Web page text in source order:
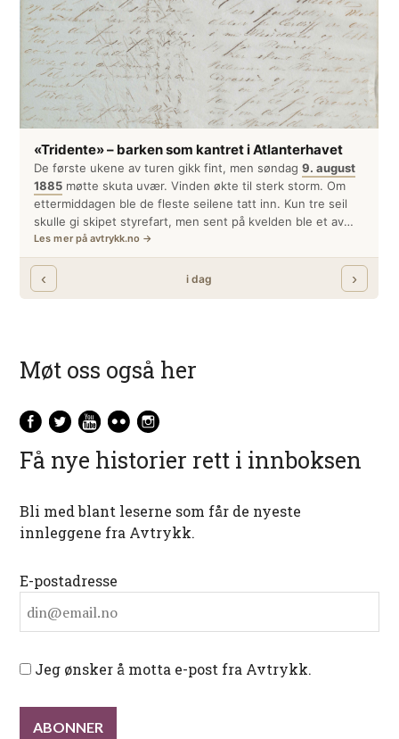
Møt oss også her
Få nye historier rett i innboksen
Bli med blant leserne som får de nyeste
innleggene fra Avtrykk.
E-postadresse
Jeg ønsker å motta e-post fra Avtrykk.